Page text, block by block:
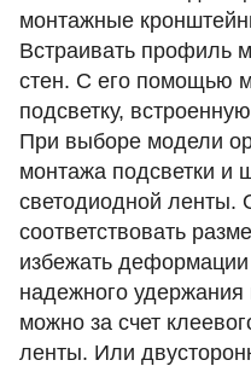
монтажные
Встраивать профиль
стен. С его помощью
подсветку,
При выборе модели
монтажа подсветки и
светодиодной ленты.
соответствовать
избежать
надежного удержания
можно за счет
ленты. Или